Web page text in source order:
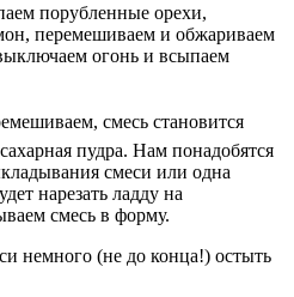
порубленные орехи,
перемешиваем и обжариваем
огонь и всыпаем
смесь становится
пудра. Нам понадобятся
смеси или одна
нарезать ладду на
смесь в форму.
немного (не до конца!) остыть